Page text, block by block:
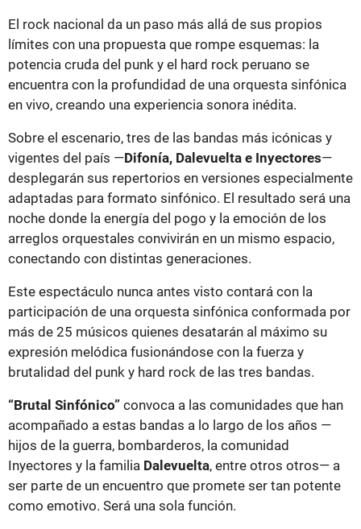
El rock nacional da un paso más allá de sus propios
límites con una propuesta que rompe esquemas: la
potencia cruda del punk y el hard rock peruano se
encuentra con la profundidad de una orquesta sinfónica
en vivo, creando una experiencia sonora inédita.
Sobre el escenario, tres de las bandas más icónicas y
vigentes del país —Difonía, Dalevuelta e Inyectores—
desplegarán sus repertorios en versiones especialmente
adaptadas para formato sinfónico. El resultado será una
noche donde la energía del pogo y la emoción de los
arreglos orquestales convivirán en un mismo espacio,
conectando con distintas generaciones.
Este espectáculo nunca antes visto contará con la
participación de una orquesta sinfónica conformada por
más de 25 músicos quienes desatarán al máximo su
expresión melódica fusionándose con la fuerza y
brutalidad del punk y hard rock de las tres bandas.
“Brutal Sinfónico” convoca a las comunidades que han
acompañado a estas bandas a lo largo de los años —
hijos de la guerra, bombarderos, la comunidad
Inyectores y la familia Dalevuelta, entre otros otros— a
ser parte de un encuentro que promete ser tan potente
como emotivo. Será una sola función.